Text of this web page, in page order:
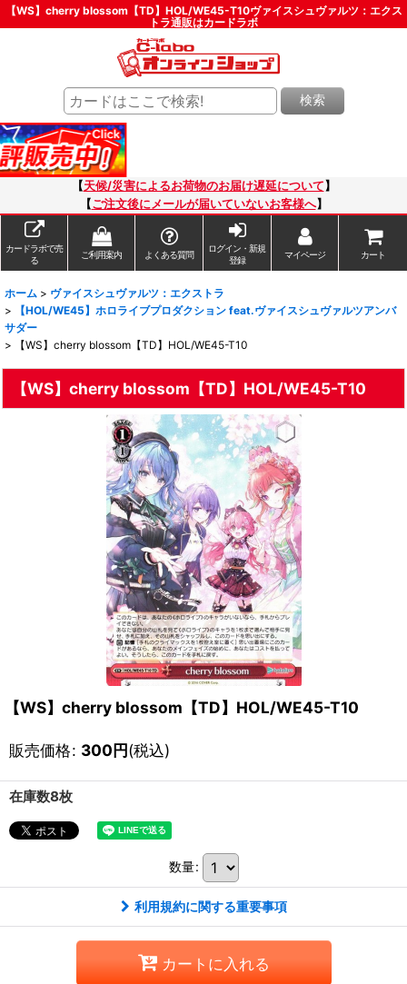
【WS】cherry blossom【TD】HOL/WE45-T10ヴァイスシュヴァルツ：エクス
トラ通販はカードラボ
検索
【天候/災害によるお荷物のお届け遅延について 】
【ご注文後にメールが届いていないお客様へ】
カードラボで売
る
ご利用案内 よくある質問
ログイン・新規
登録
マイページ カート
ホーム > ヴァイスシュヴァルツ：エクストラ
>
【HOL/WE45】ホロライブプロダクション feat.ヴァイスシュヴァルツアンバ
サダー
>
【WS】cherry blossom【TD】HOL/WE45-T10
【WS】cherry blossom【TD】HOL/WE45-T10
【WS】cherry blossom【TD】HOL/WE45-T10
販売価格: 300円(税込)
在庫数8枚
数量:
利用規約に関する重要事項
カートに入れる